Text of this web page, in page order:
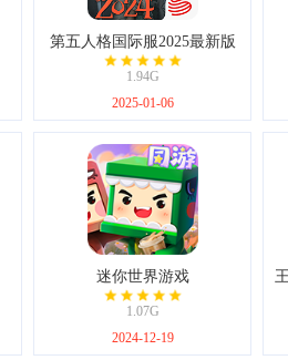
第五人格国际服2025最新版
1.94G
2025-01-06
迷你世界游戏
1.07G
2024-12-19